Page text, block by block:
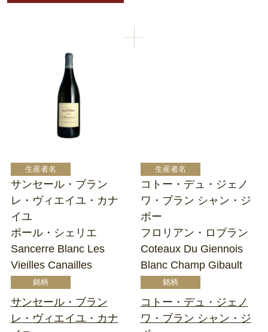
サンセール・ブラン
レ・ヴィエイユ・カナ
イユ
ポール・シェリエ
Sancerre Blanc Les
Vieilles Canailles
サンセール・ブラン
レ・ヴィエイユ・カナ
コトー・デュ・ジェノ
ワ・ブラン シャン・ジ
ボー
フロリアン・ロブラン
Coteaux Du Giennois
Blanc Champ Gibault
コトー・デュ・ジェノ
ワ・ブラン シャン・ジ